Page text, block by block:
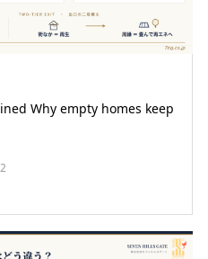
Why empty homes keep